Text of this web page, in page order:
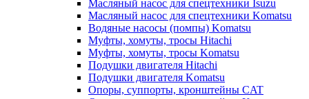
Масляный насос для спецтехники Isuzu
Масляный насос для спецтехники Komatsu
Водяные насосы (помпы) Komatsu
Муфты, хомуты, тросы Hitachi
Муфты, хомуты, тросы Komatsu
Подушки двигателя Hitachi
Подушки двигателя Komatsu
Опоры, суппорты, кронштейны CAT